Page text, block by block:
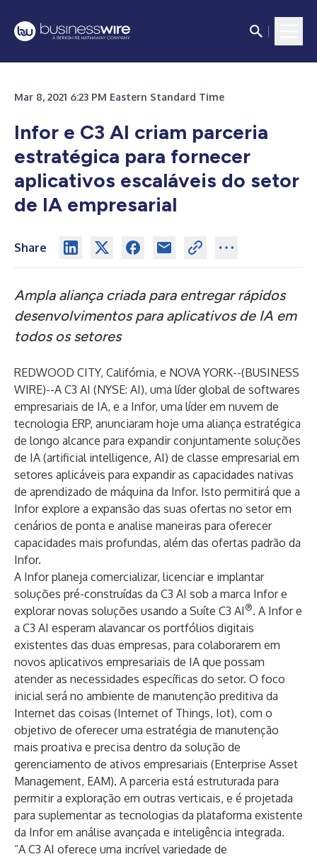
Mar 8, 2021 6:23 PM Eastern Standard Time
Infor e C3 AI criam parceria
estratégica para fornecer
aplicativos escaláveis do setor
de IA empresarial
Share
Ampla aliança criada para entregar rápidos
desenvolvimentos para aplicativos de IA em
todos os setores
REDWOOD CITY, Califórnia, e NOVA YORK--(BUSINESS
WIRE)--A C3 AI (NYSE: AI), uma líder global de softwares
empresariais de IA, e a Infor, uma líder em nuvem de
tecnologia ERP, anunciaram hoje uma aliança estratégica
de longo alcance para expandir conjuntamente soluções
de IA (artificial intelligence, AI) de classe empresarial em
setores aplicáveis para expandir as capacidades nativas
de aprendizado de máquina da Infor. Isto permitirá que a
Infor explore a expansão das suas ofertas no setor em
cenários de ponta e analise maneiras para oferecer
capacidades mais profundas, além das ofertas padrão da
Infor.
A Infor planeja comercializar, licenciar e implantar
soluções pré-construídas da C3 AI sob a marca Infor e
explorar novas soluções usando a Suíte C3 AI ®. A Infor e
a C3 AI esperam alavancar os portfólios digitais
existentes das duas empresas, para colaborarem em
novos aplicativos empresariais de IA que possam
atender as necessidades específicas do setor. O foco
inicial será no ambiente de manutenção preditiva da
Internet das coisas (Internet of Things, Iot), com o
objetivo de oferecer uma estratégia de manutenção
mais proativa e precisa dentro da solução de
gerenciamento de ativos empresariais (Enterprise Asset
Management, EAM). A parceria está estruturada para
permitir a exploração em outras verticais, e é projetada
para suplementar as tecnologias da plataforma existente
da Infor em análise avançada e inteligência integrada.
“A C3 AI oferece uma incrível variedade de